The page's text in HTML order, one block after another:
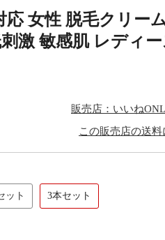
女性 脱毛クリー
激 敏感肌 レディ
販売店：いいね
この販売店の送料
ット 3本セット